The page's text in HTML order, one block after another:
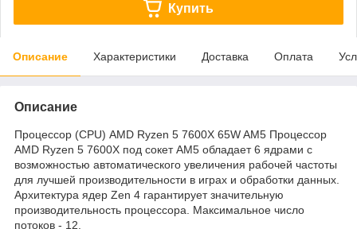
Купить
Описание Характеристики Доставка Оплата
Описание
Процессор (CPU) AMD Ryzen 5 7600X 65W AM5 Процессор
AMD Ryzen 5 7600X под сокет AM5 обладает 6 ядрами с
возможностью автоматического увеличения рабочей частоты
для лучшей производительности в играх и обработки данных.
Архитектура ядер Zen 4 гарантирует значительную
производительность процессора. Максимальное число
потоков - 12.